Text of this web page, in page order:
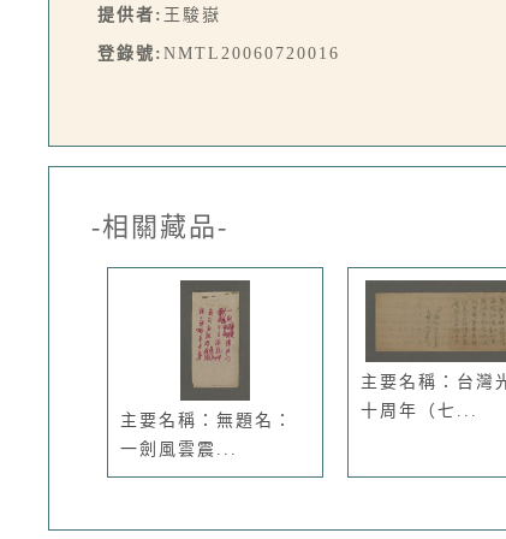
提供者: 王駿嶽
登錄號: NMTL20060720016
-相關藏品-
主要名稱：無題名：
一劍風雲震...
主要名稱：台灣
十周年（七...